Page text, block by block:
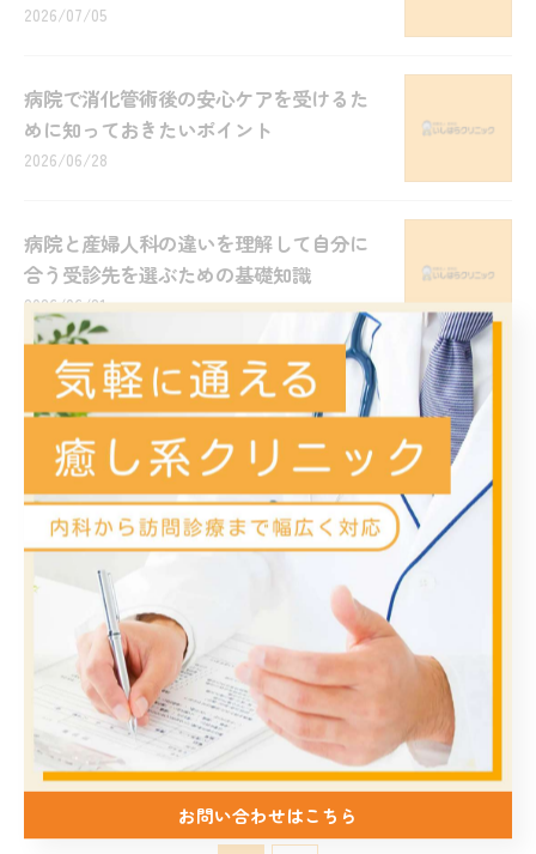
2026/07/05
病院で消化管術後の安心ケアを受けるた
めに知っておきたいポイント
2026/06/28
病院と産婦人科の違いを理解して自分に
合う受診先を選ぶための基礎知識
2026/06/21
病院の救急医療体制を愛知県名古屋市瑞
穂区名古屋市中区で安心して利用するた
めの徹底ガイド
2026/06/14
病院の施設案内を活用して受診前に迷わ
ないためのフロア情報徹底解説
2026/06/07
病院と内科を堀田駅周辺で比較通院しや
すさと診療時間から選ぶポイント
2026/06/03
お問い合わせはこちら